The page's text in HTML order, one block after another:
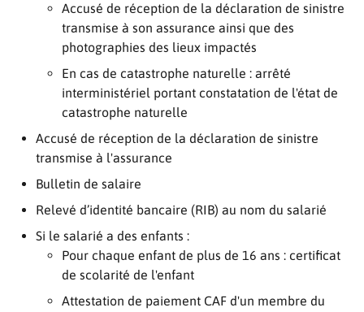
Accusé de réception de la déclaration de sinistre
transmise à son assurance ainsi que des
photographies des lieux impactés
En cas de catastrophe naturelle : arrêté
interministériel portant constatation de l'état de
catastrophe naturelle
Accusé de réception de la déclaration de sinistre
transmise à l'assurance
Bulletin de salaire
Relevé d’identité bancaire (RIB) au nom du salarié
Si le salarié a des enfants :
Pour chaque enfant de plus de 16 ans : certificat
de scolarité de l'enfant
Attestation de paiement CAF d'un membre du